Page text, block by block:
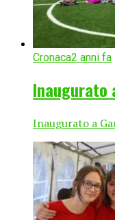
Cronaca2 anni fa
Inaugurato
Inaugurato a